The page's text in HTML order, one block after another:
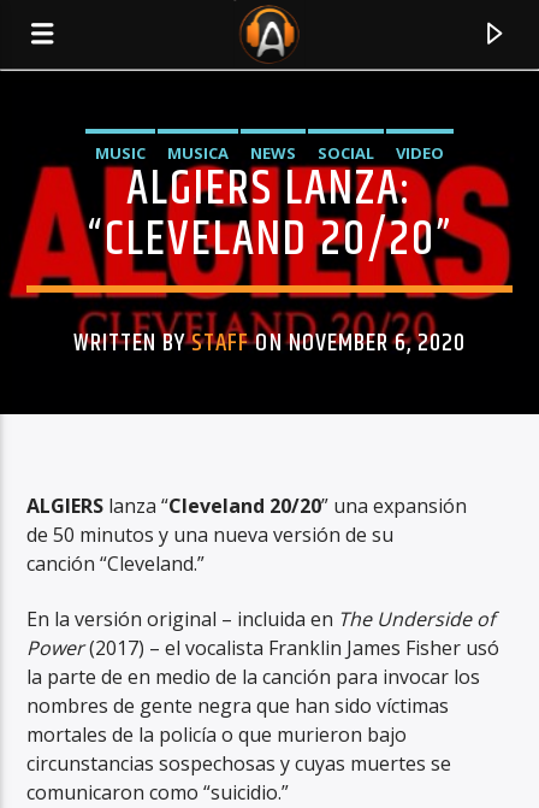
TITLE
ARTIST
RadioAlternativo Live
MUSIC MUSICA NEWS SOCIAL VIDEO
ALGIERS LANZA:
“CLEVELAND 20/20”
WRITTEN BYSTAFFON NOVEMBER 6, 2020
ALGIERS lanza “Cleveland 20/20” una expansión
de 50 minutos y una nueva versión de su
canción “Cleveland.”
En la versión original – incluida en The Underside of
Power(2017) – el vocalista Franklin James Fisher usó
la parte de en medio de la canción para invocar los
nombres de gente negra que han sido víctimas
mortales de la policía o que murieron bajo
circunstancias sospechosas y cuyas muertes se
comunicaron como “suicidio.”